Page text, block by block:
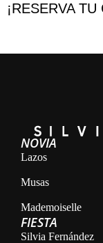
¡RESERVA
NOVIA
Lazos
Musas
Mademoiselle
FIESTA
Silvia Fernández